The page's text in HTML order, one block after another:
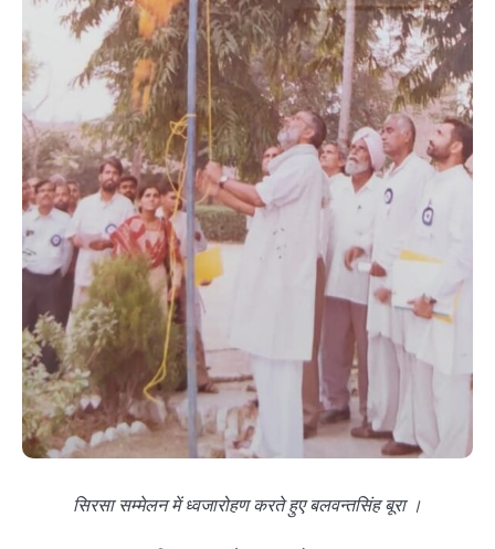
सिरसा सम्मेलन में ध्वजारोहण करते हुए बलवन्तसिंह बूरा ।